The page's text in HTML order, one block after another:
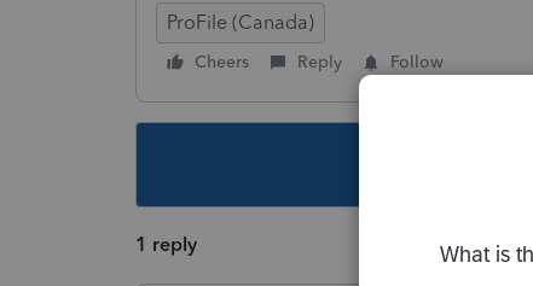
ProFile (Canada)
Cheers Reply Follow
1 reply